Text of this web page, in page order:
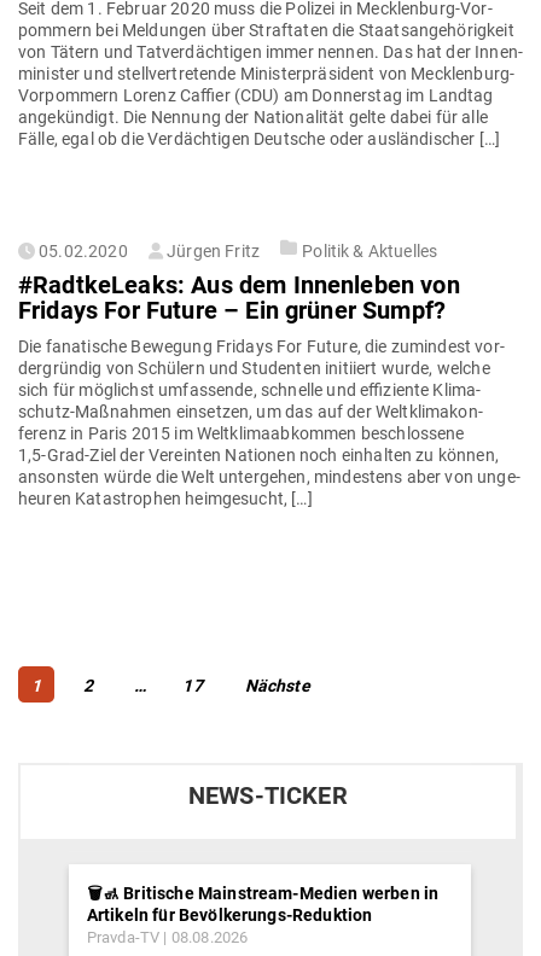
Seit dem 1. Februar 2020 muss die Polizei in Meck­­lenburg-Vor­­­
pommern bei Mel­dungen über Straf­taten die Staats­an­ge­hö­rigkeit
von Tätern und Tat­ver­däch­tigen immer nennen. Das hat der Innen­
mi­nister und stell­ver­tre­tende Minis­ter­prä­sident von Meck­­lenburg-
Vor­­­pommern Lorenz Caffier (CDU) am Don­nerstag im Landtag
ange­kündigt. Die Nennung der Natio­na­lität gelte dabei für alle
Fälle, egal ob die Ver­däch­tigen Deutsche oder ausländischer […]
Gepostet
05.02.2020 Jürgen Fritz Politik & Aktuelles
#Rad­tke­Leaks: Aus dem Innen­leben von
Fridays For Future – Ein grüner Sumpf?
Die fana­tische Bewegung Fridays For Future, die zumindest vor­
der­gründig von Schülern und Stu­denten initiiert wurde, welche
sich für mög­lichst umfas­sende, schnelle und effi­ziente Kli­­ma­­
schutz-Maß­­nahmen ein­setzen, um das auf der Welt­kli­ma­kon­
ferenz in Paris 2015 im Welt­kli­ma­ab­kommen beschlossene
1,5‑Grad-Ziel der Ver­einten Nationen noch ein­halten zu können,
ansonsten würde die Welt unter­gehen, min­destens aber von unge­
heuren Kata­strophen heimgesucht, […]
Beitragsnavigation
Page
1 Page
2 … Page
17 Nächste
NEWS-TICKER
🗑️🚮 Britische Mainstream-Medien werben in
Artikeln für Bevölkerungs-Reduktion
Pravda-TV 08.08.2026